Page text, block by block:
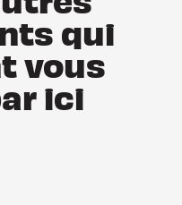
qui
vous
ici